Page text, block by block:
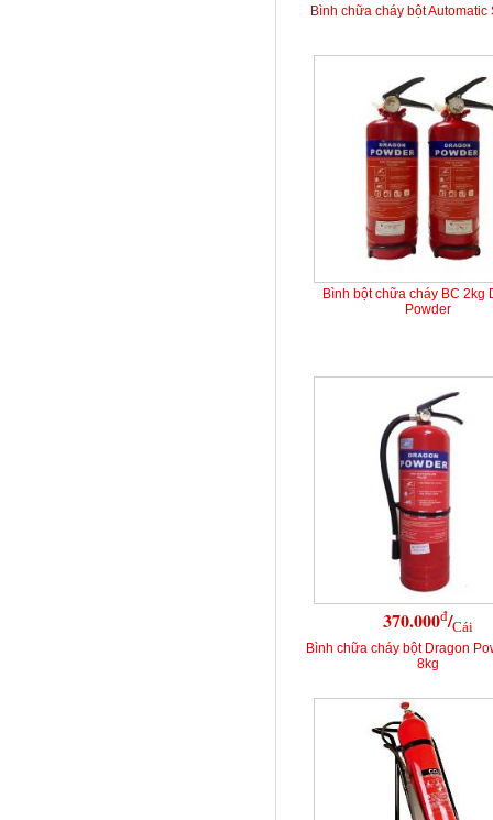
Bình chữa cháy bột Automatic
Bình bột chữa cháy BC 2kg
Powder
370.000đ/Cái
Bình chữa cháy bột Dragon
8kg